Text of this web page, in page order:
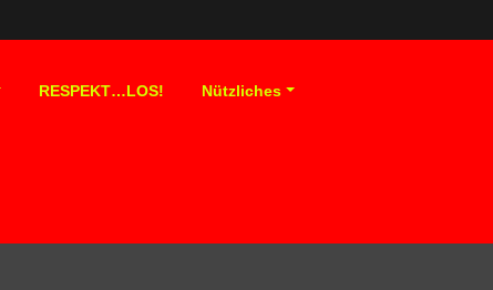
RESPEKT…LOS! Nützliches